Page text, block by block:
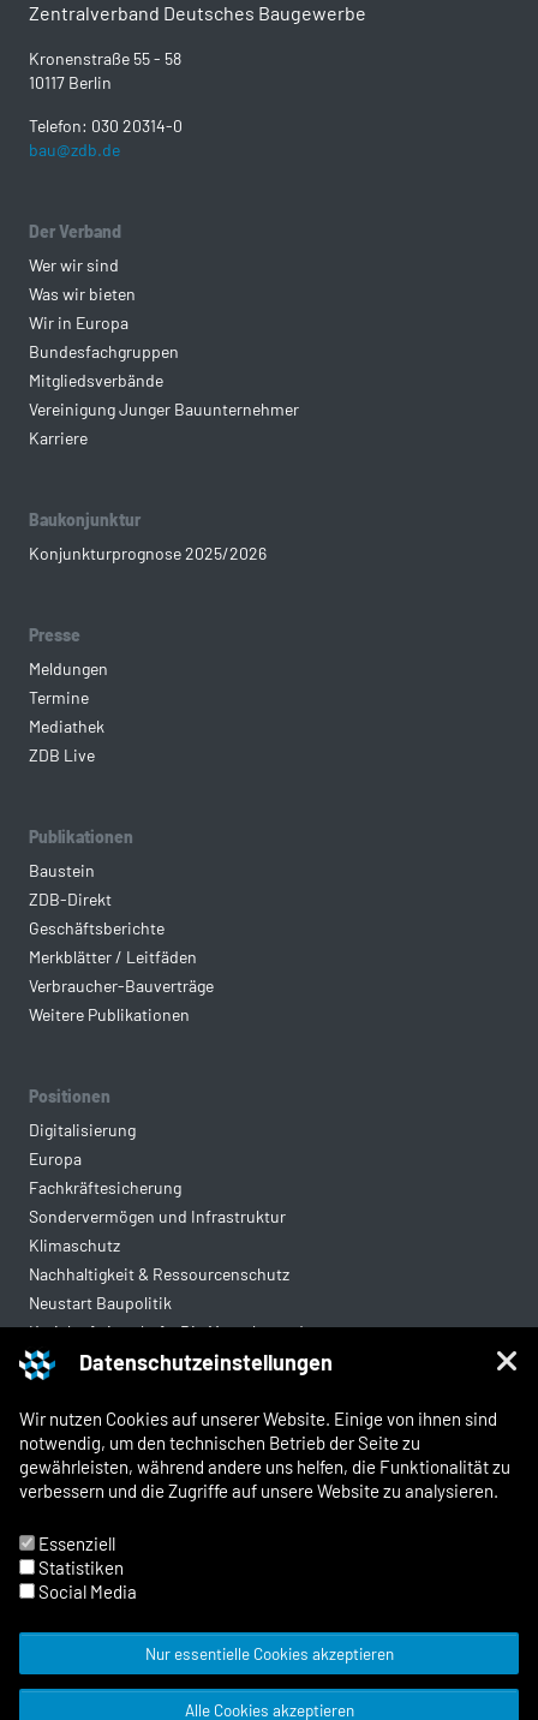
Datenschutzeinstellungen
Wir nutzen Cookies auf unserer Website. Einige von ihnen sind
notwendig, um den technischen Betrieb der Seite zu
gewährleisten, während andere uns helfen, die Funktionalität zu
verbessern und die Zugriffe auf unsere Website zu analysieren.
Essenziell
Statistiken
Social Media
Nur essentielle Cookies akzeptieren
Alle Cookies akzeptieren
Zentralverband Deutsches Baugewerbe
Kronenstraße 55 - 58
10117 Berlin
Telefon: 030 20314-0
bau@zdb.de
Der Verband
Wer wir sind
Was wir bieten
Wir in Europa
Bundesfachgruppen
Mitgliedsverbände
Vereinigung Junger Bauunternehmer
Karriere
Baukonjunktur
Konjunkturprognose 2025/2026
Presse
Meldungen
Termine
Mediathek
ZDB Live
Publikationen
Baustein
ZDB-Direkt
Geschäftsberichte
Merkblätter / Leitfäden
Verbraucher-Bauverträge
Weitere Publikationen
Positionen
Digitalisierung
Europa
Fachkräftesicherung
Sondervermögen und Infrastruktur
Klimaschutz
Nachhaltigkeit & Ressourcenschutz
Neustart Baupolitik
Kreislaufwirtschaft: Die Mantelverordnung
Mittelstandsgerechte Vergabe
Rechtliches
Kontakt
Impressum
Datenschutz
Whistleblowing und Meldewege
© 2026 Zentralverband Deutsches